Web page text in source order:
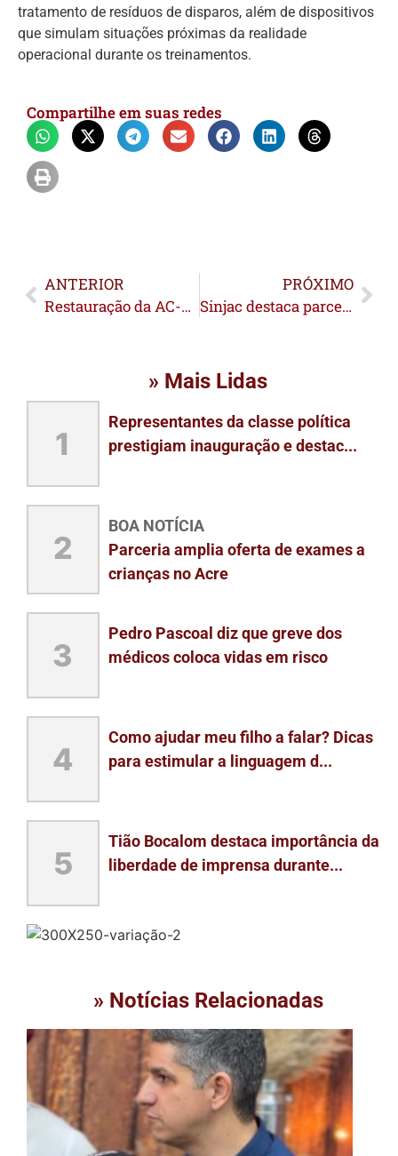
tratamento de resíduos de disparos, além de dispositivos
que simulam situações próximas da realidade
operacional durante os treinamentos.
Compartilhe em suas redes
ANTERIOR
Restauração da AC-405 amplia mobilidade e beneficia população do Vale do Juruá
PRÓXIMO
Sinjac destaca parceria com TCE-AC e CGU para capacitar jornalistas no uso de dados públicos
» Mais Lidas
1
Representantes da classe política
prestigiam inauguração e destac...
2
BOA NOTÍCIA
Parceria amplia oferta de exames a
crianças no Acre
3
Pedro Pascoal diz que greve dos
médicos coloca vidas em risco
4
Como ajudar meu filho a falar? Dicas
para estimular a linguagem d...
5
Tião Bocalom destaca importância da
liberdade de imprensa durante...
» Notícias Relacionadas